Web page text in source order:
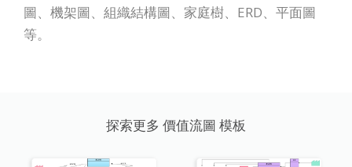
圖、機架圖、組織結構圖、家庭樹、ERD、平面圖
等。
探索更多 價值流圖 模板